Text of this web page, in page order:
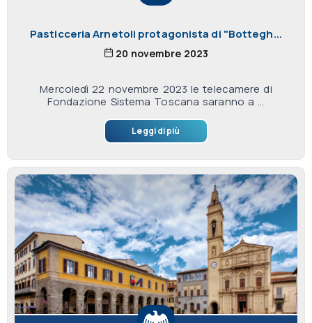
Pasticceria Arnetoli protagonista di "Bottegh...
20 novembre 2023
Mercoledì 22 novembre 2023 le telecamere di
Fondazione Sistema Toscana saranno a ...
Leggi di più